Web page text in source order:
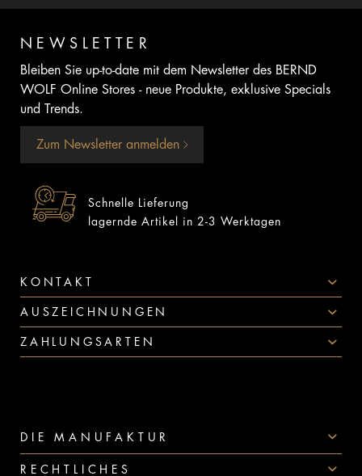
NEWSLETTER
Bleiben Sie up-to-date mit dem Newsletter des BERND
WOLF Online Stores - neue Produkte, exklusive Specials
und Trends.
Zum Newsletter anmelden
Schnelle Lieferung
lagernde Artikel in 2-3 Werktagen
KONTAKT
AUSZEICHNUNGEN
ZAHLUNGSARTEN
DIE MANUFAKTUR
RECHTLICHES